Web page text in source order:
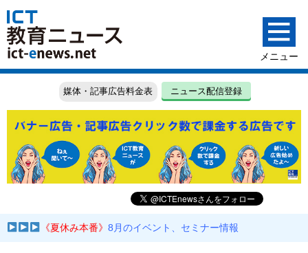
媒体・記事広告料金表 ニュース配信登録
《夏休み本番》8月のイベント、セミナー情報